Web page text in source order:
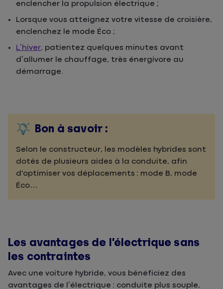
enclencher la propulsion électrique ;
Lorsque vous atteignez votre vitesse de croisière,
enclenchez le mode Éco ;
L’hiver, patientez quelques minutes avant
d’allumer le chauffage, très énergivore au
démarrage.
Bon à savoir :
Selon le constructeur, les modèles hybrides sont
dotés de plusieurs aides à la conduite, afin
d'optimiser vos déplacements : mode B, mode
Éco…
Les avantages de l’électrique sans
les contraintes
Avec une voiture hybride, vous bénéficiez des
avantages de l’électrique : conduite plus souple,